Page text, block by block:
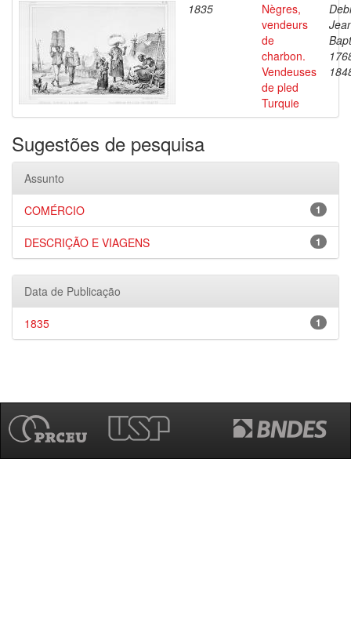
1835
Nègres,
vendeurs
de
charbon.
Vendeuses
de pled
Turquie
Sugestões de pesquisa
Assunto
1
COMÉRCIO
1
DESCRIÇÃO E VIAGENS
Data de Publicação
1
1835